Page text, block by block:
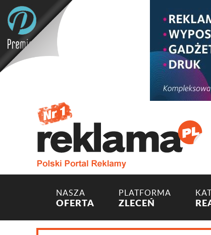
NASZA
OFERTA
PLATFORMA
ZLECEŃ